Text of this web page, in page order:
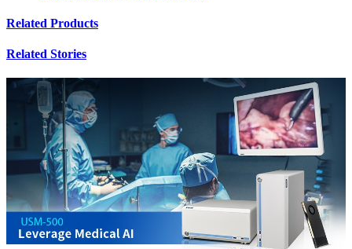
Related Products
Related Stories